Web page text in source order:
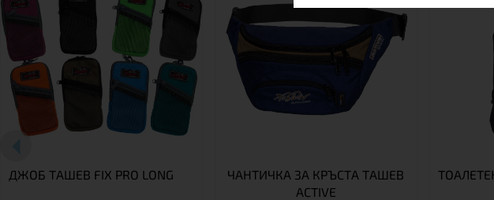
ДЖОБ ТАШЕВ FIX PRO LONG
ЧАНТИЧКА ЗА КРЪСТА TАШЕВ
ACTIVE